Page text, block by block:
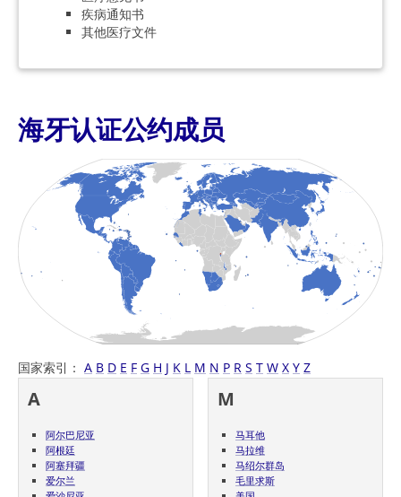
疾病通知书
其他医疗文件
海牙认证公约成员
国家索引： A B D E F G H J K L M N P R S T W X Y Z
A
阿尔巴尼亚
阿根廷
阿塞拜疆
爱尔兰
M
马耳他
马拉维
马绍尔群岛
毛里求斯